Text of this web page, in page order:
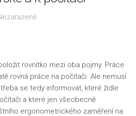
rovnítko mezi oba pojmy. Práce
rovná práce na počítači. Ale nemusí
se tedy informovat, které židle
a které jen všeobecně
ergonometrického zaměření na